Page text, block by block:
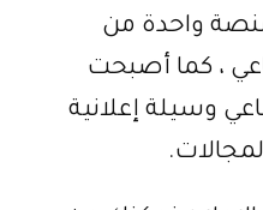
واحدة من
، كما أصبحت
وسيلة إعلانية